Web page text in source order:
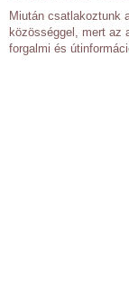
Miután csatlakoztunk
közösséggel, mert az
forgalmi és